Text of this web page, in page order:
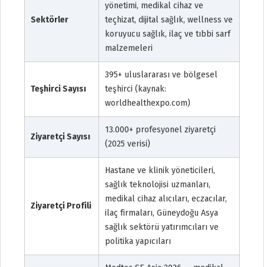
Sektörler
yönetimi, medikal cihaz ve
teçhizat, dijital sağlık, wellness ve
koruyucu sağlık, ilaç ve tıbbi sarf
malzemeleri
Teşhirci Sayısı
395+ uluslararası ve bölgesel
teşhirci (kaynak:
worldhealthexpo.com)
Ziyaretçi Sayısı
13.000+ profesyonel ziyaretçi
(2025 verisi)
Ziyaretçi Profili
Hastane ve klinik yöneticileri,
sağlık teknolojisi uzmanları,
medikal cihaz alıcıları, eczacılar,
ilaç firmaları, Güneydoğu Asya
sağlık sektörü yatırımcıları ve
politika yapıcıları